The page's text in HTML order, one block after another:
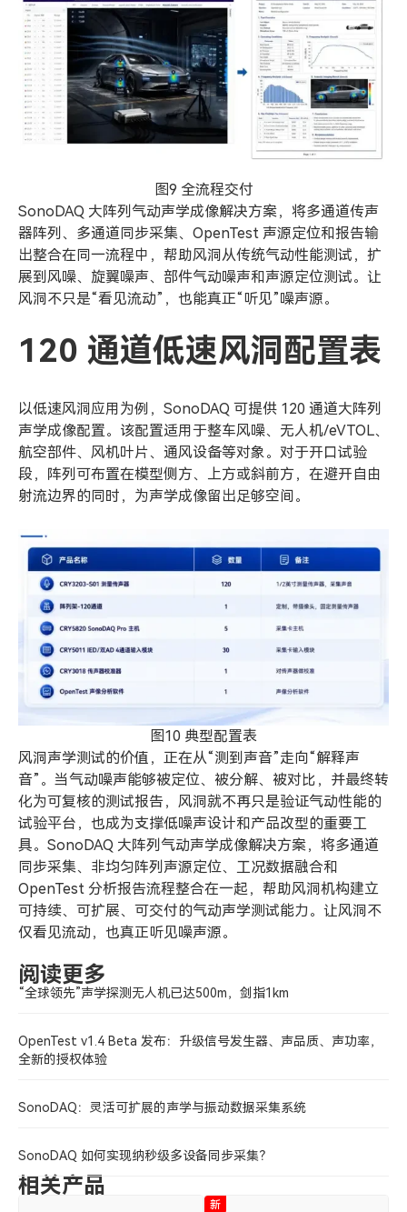
图9 全流程交付
SonoDAQ 大阵列气动声学成像解决方案，将多通道传声
器阵列、多通道同步采集、OpenTest 声源定位和报告输
出整合在同一流程中，帮助风洞从传统气动性能测试，扩
展到风噪、旋翼噪声、部件气动噪声和声源定位测试。让
风洞不只是“看见流动”，也能真正“听见”噪声源。
120 通道低速风洞配置表
以低速风洞应用为例，SonoDAQ 可提供 120 通道大阵列
声学成像配置。该配置适用于整车风噪、无人机/eVTOL、
航空部件、风机叶片、通风设备等对象。对于开口试验
段，阵列可布置在模型侧方、上方或斜前方，在避开自由
射流边界的同时，为声学成像留出足够空间。
图10 典型配置表
风洞声学测试的价值，正在从“测到声音”走向“解释声
音”。当气动噪声能够被定位、被分解、被对比，并最终转
化为可复核的测试报告，风洞就不再只是验证气动性能的
试验平台，也成为支撑低噪声设计和产品改型的重要工
具。SonoDAQ 大阵列气动声学成像解决方案，将多通道
同步采集、非均匀阵列声源定位、工况数据融合和
OpenTest 分析报告流程整合在一起，帮助风洞机构建立
可持续、可扩展、可交付的气动声学测试能力。让风洞不
仅看见流动，也真正听见噪声源。
阅读更多
“全球领先”声学探测无人机已达500m，剑指1km
OpenTest v1.4 Beta 发布：升级信号发生器、声品质、声功率，
全新的授权体验
SonoDAQ：灵活可扩展的声学与振动数据采集系统
SonoDAQ 如何实现纳秒级多设备同步采集？
相关产品
新